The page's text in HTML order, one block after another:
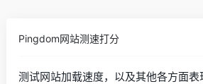
Pingdom网站测速打分
测试网站加载速度，以及其他各方面